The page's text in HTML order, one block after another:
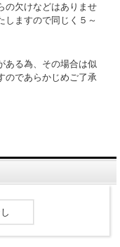
の欠けなどはありませ
しますので同じく５～
ある為、その場合は似
のであらかじめご了承